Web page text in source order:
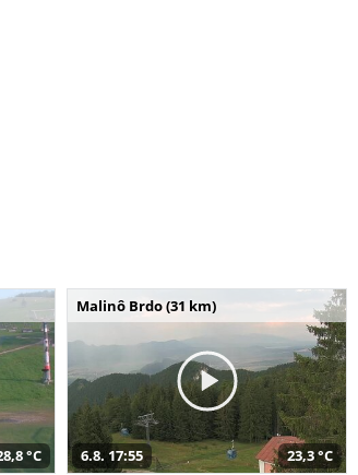
°C
Malinô Brdo (31 km)
6.8. 17:55 23,3 °C